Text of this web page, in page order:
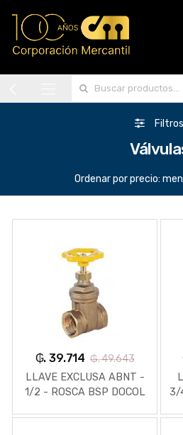
Filtros
₲. 39.714 ₲. 49.643
LLAVE EXCLUSA ABNT -
1/2 - ROSCA BSP DOCOL
3/